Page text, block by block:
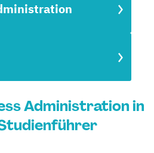
Administration in